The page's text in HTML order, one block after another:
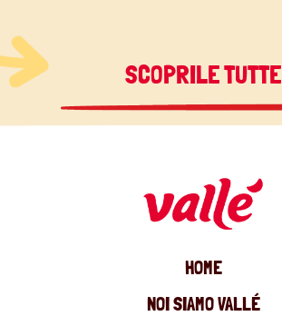
SCOPRILE TUTTE
HOME
NOI SIAMO VALLÉ